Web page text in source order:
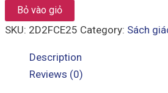
quantityBỏ vào giỏ
SKU: 2D2FCE25 Category: Sách
Description
Reviews (0)